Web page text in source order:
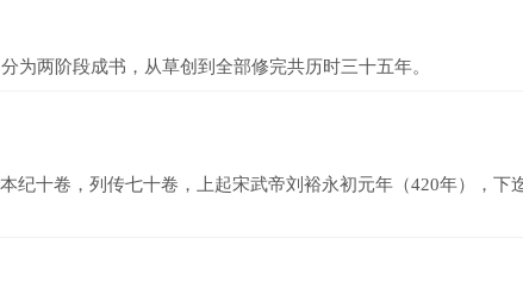
两阶段成书，从草创到全部修完共历时三十五年。
十卷，列传七十卷，上起宋武帝刘裕永初元年（420年），下